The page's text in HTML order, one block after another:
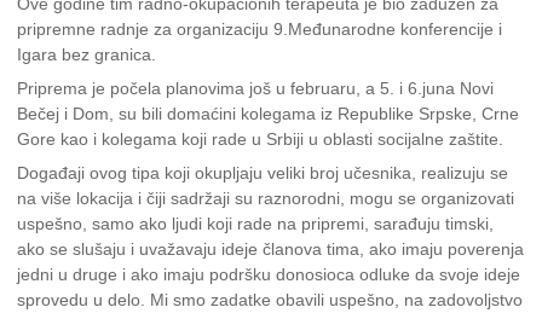
pripremne radnje za organizaciju 9.Međunarodne konferencije i
Igara bez granica.
Priprema je počela planovima još u februaru, a 5. i 6.juna Novi
Bečej i Dom, su bili domaćini kolegama iz Republike Srpske, Crne
Gore kao i kolegama koji rade u Srbiji u oblasti socijalne zaštite.
Događaji ovog tipa koji okupljaju veliki broj učesnika, realizuju se
na više lokacija i čiji sadržaji su raznorodni, mogu se organizovati
uspešno, samo ako ljudi koji rade na pripremi, sarađuju timski,
ako se slušaju i uvažavaju ideje članova tima, ako imaju poverenja
jedni u druge i ako imaju podršku donosioca odluke da svoje ideje
sprovedu u delo. Mi smo zadatke obavili uspešno, na zadovoljstvo